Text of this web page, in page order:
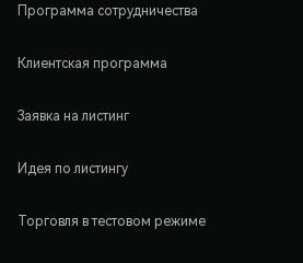
Программа сотрудничества
Клиентская программа
Заявка на листинг
Идея по листингу
Торговля в тестовом режиме